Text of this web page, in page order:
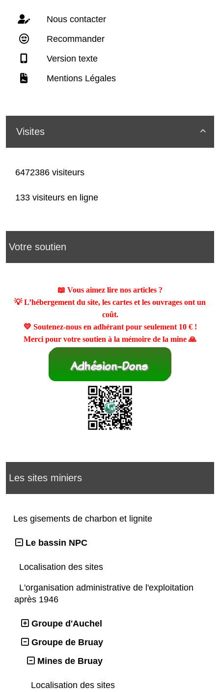
Nous contacter
Recommander
Version texte
Mentions Légales

Visites
6472386 visiteurs
133 visiteurs en ligne
Votre soutien
📖 Vous aimez lire nos articles ?
💡 L’hébergement du site, les cartes et les ouvrages ont un
coût.
💛 Soutenez-nous en adhérant pour seulement 10 €!
Merci pour votre soutien à la mémoire de la mine 🙏
Les sites miniers
Les gisements de charbon et lignite
Le bassin NPC
Localisation des sites
L'organisation administrative de l'exploitation
après 1946
Groupe d'Auchel
Groupe de Bruay
Mines de Bruay
Localisation des sites